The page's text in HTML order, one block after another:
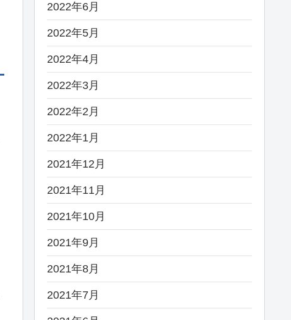
2022年6月
2022年5月
2022年4月
2022年3月
2022年2月
2022年1月
2021年12月
2021年11月
2021年10月
2021年9月
2021年8月
2021年7月